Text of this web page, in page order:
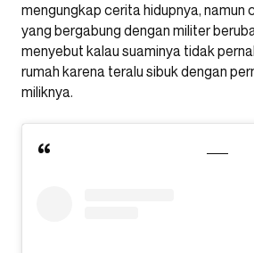
mengungkap cerita hidupnya, namun
yang bergabung dengan militer
menyebut kalau suaminya tidak
rumah karena teralu sibuk dengan
miliknya.